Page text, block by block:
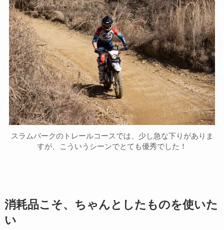
スラムパークのトレールコースでは、少し急な下りがありま
すが、こういうシーンでとても優秀でした！
消耗品こそ、ちゃんとしたものを使いた
い